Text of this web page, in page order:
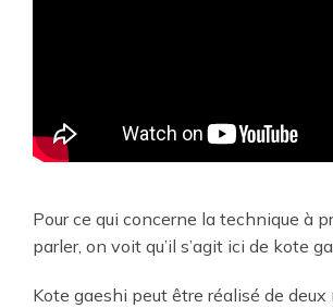
Pour ce qui concerne la technique à
parler, on voit qu’il s’agit ici de kote
Kote gaeshi peut être réalisé de deux